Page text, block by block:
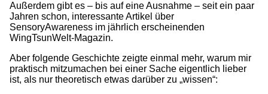
Außerdem gibt es – bis auf eine Ausnahme – seit ein paar
Jahren schon, interessante Artikel über
SensoryAwareness im jährlich erscheinenden
WingTsunWelt-Magazin.
Aber folgende Geschichte zeigte einmal mehr, warum mir
praktisch mitzumachen bei einer Sache eigentlich lieber
ist, als nur theoretisch etwas darüber zu „wissen“: